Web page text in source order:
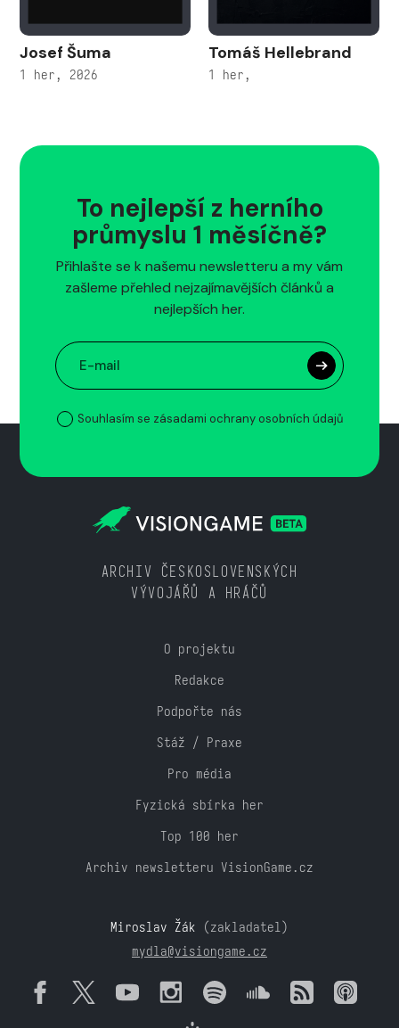
Josef Šuma
1 her, 2026
Tomáš Hellebrand
1 her,
To nejlepší z herního
průmyslu 1 měsíčně?
Přihlašte se k našemu newsletteru a my vám
zašleme přehled nejzajímavějších článků a
nejlepších her.
Souhlasím se zásadami ochrany osobních údajů
ARCHIV ČESKOSLOVENSKÝCH
VÝVOJÁŘŮ A HRÁČŮ
O projektu
Redakce
Podpořte nás
Stáž / Praxe
Pro média
Fyzická sbírka her
Top 100 her
Archiv newsletteru VisionGame.cz
Miroslav Žák (zakladatel)
mydla@visiongame.cz